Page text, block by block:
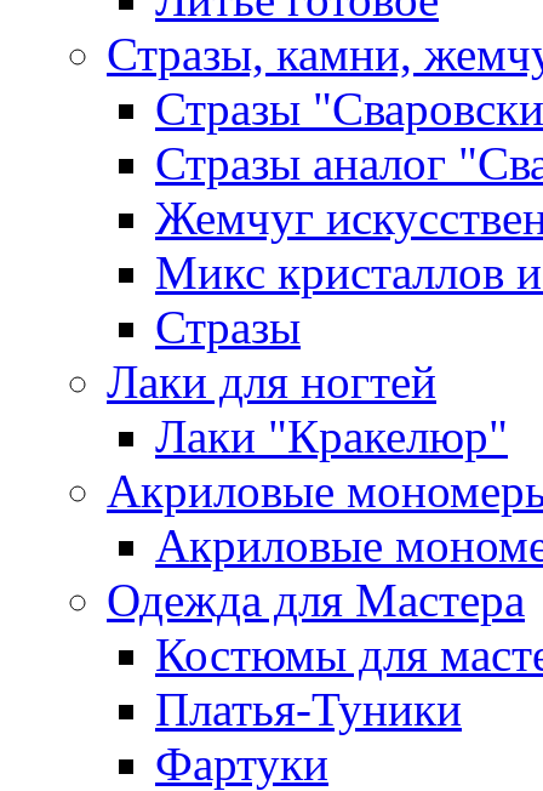
Стразы, камни,
Стразы
Стразы аналог
Жемчуг
Микс кристаллов
Стразы
Лаки для ногтей
Лаки "Кракелюр"
Акриловые
Акриловые
Одежда для Мастера
Костюмы для
Платья-Туники
Фартуки